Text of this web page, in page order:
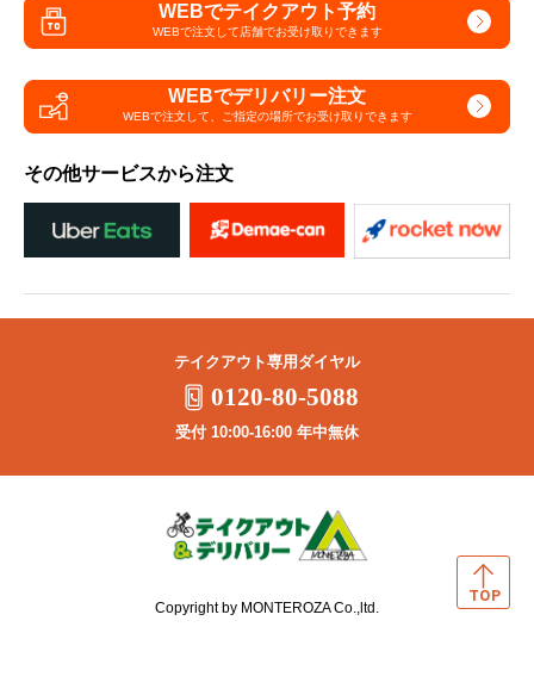
WEBでテイクアウト予約
WEBで注文して店舗でお受け取りできます
WEBでデリバリー注文
WEBで注文して、 ご指定の場所でお受け取りできます
その他サービスから注文
テイクアウト専用ダイヤル
0120-80-5088
受付 10:00-16:00 年中無休
Copyright by MONTEROZA Co.,ltd.